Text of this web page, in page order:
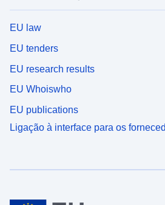
EU law
EU tenders
EU research results
EU Whoiswho
EU publications
Ligação à interface para os